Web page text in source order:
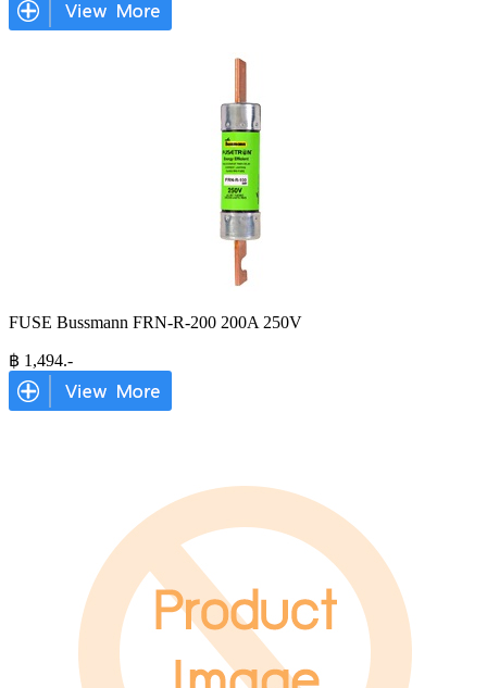
FUSE Bussmann FRN-R-200 200A 250V
฿ 1,494.-